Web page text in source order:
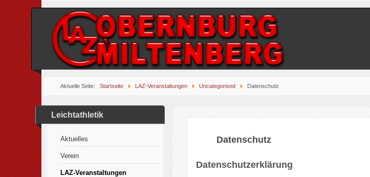
Aktuelle Seite:Startseite LAZ-Veranstaltungen Uncategorised Datenschutz
Leichtathletik
Aktuelles
Verein
LAZ-Veranstaltungen
Datenschutz
Datenschutzerklärung